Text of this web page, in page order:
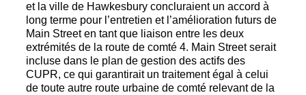
et la ville de Hawkesbury concluraient un accord à
long terme pour l’entretien et l’amélioration futurs de
Main Street en tant que liaison entre les deux
extrémités de la route de comté 4. Main Street serait
incluse dans le plan de gestion des actifs des
CUPR, ce qui garantirait un traitement égal à celui
de toute autre route urbaine de comté relevant de la